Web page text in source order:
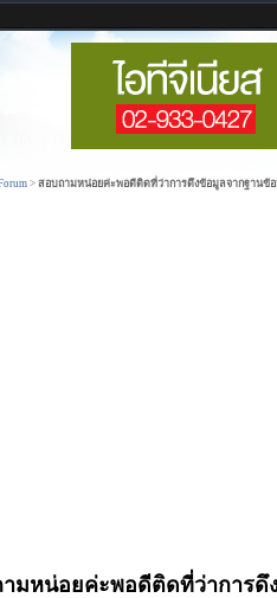
> สอบถามหน่อยค่ะพอดีติดที่ว่าการดึงข้อมูลจากฐานข้อ
มหน่อยค่ะพอดีติดที่ว่าการดึ